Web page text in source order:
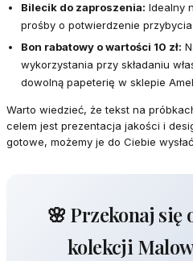
Bilecik do zaproszenia: Idealny
prośby o potwierdzenie przybycia.
Bon rabatowy o wartości 10 zł:
wykorzystania przy składaniu
dowolną papeterię w sklepie
Warto wiedzieć, że tekst na
celem jest prezentacja jakości i
gotowe, możemy je do Ciebie
🌸 Przekonaj się
kolekcji